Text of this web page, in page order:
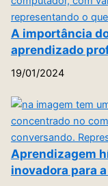
A importância
aprendizado
19/01/2024
Aprendizagem
inovadora para